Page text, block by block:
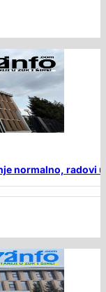
normalno, radovi